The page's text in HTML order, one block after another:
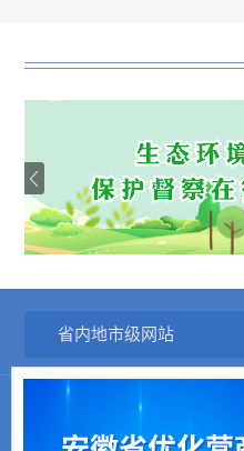
省内地市级网站